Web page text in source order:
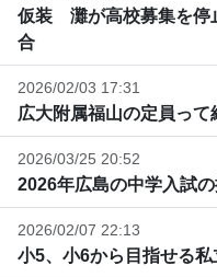
仮装 灘が高校募集を停
合
2026/02/03 17:31
広大附属福山の定員って
2026/03/25 20:52
2026年広島の中学入試の
2026/02/07 22:13
小5、小6から目指せる私